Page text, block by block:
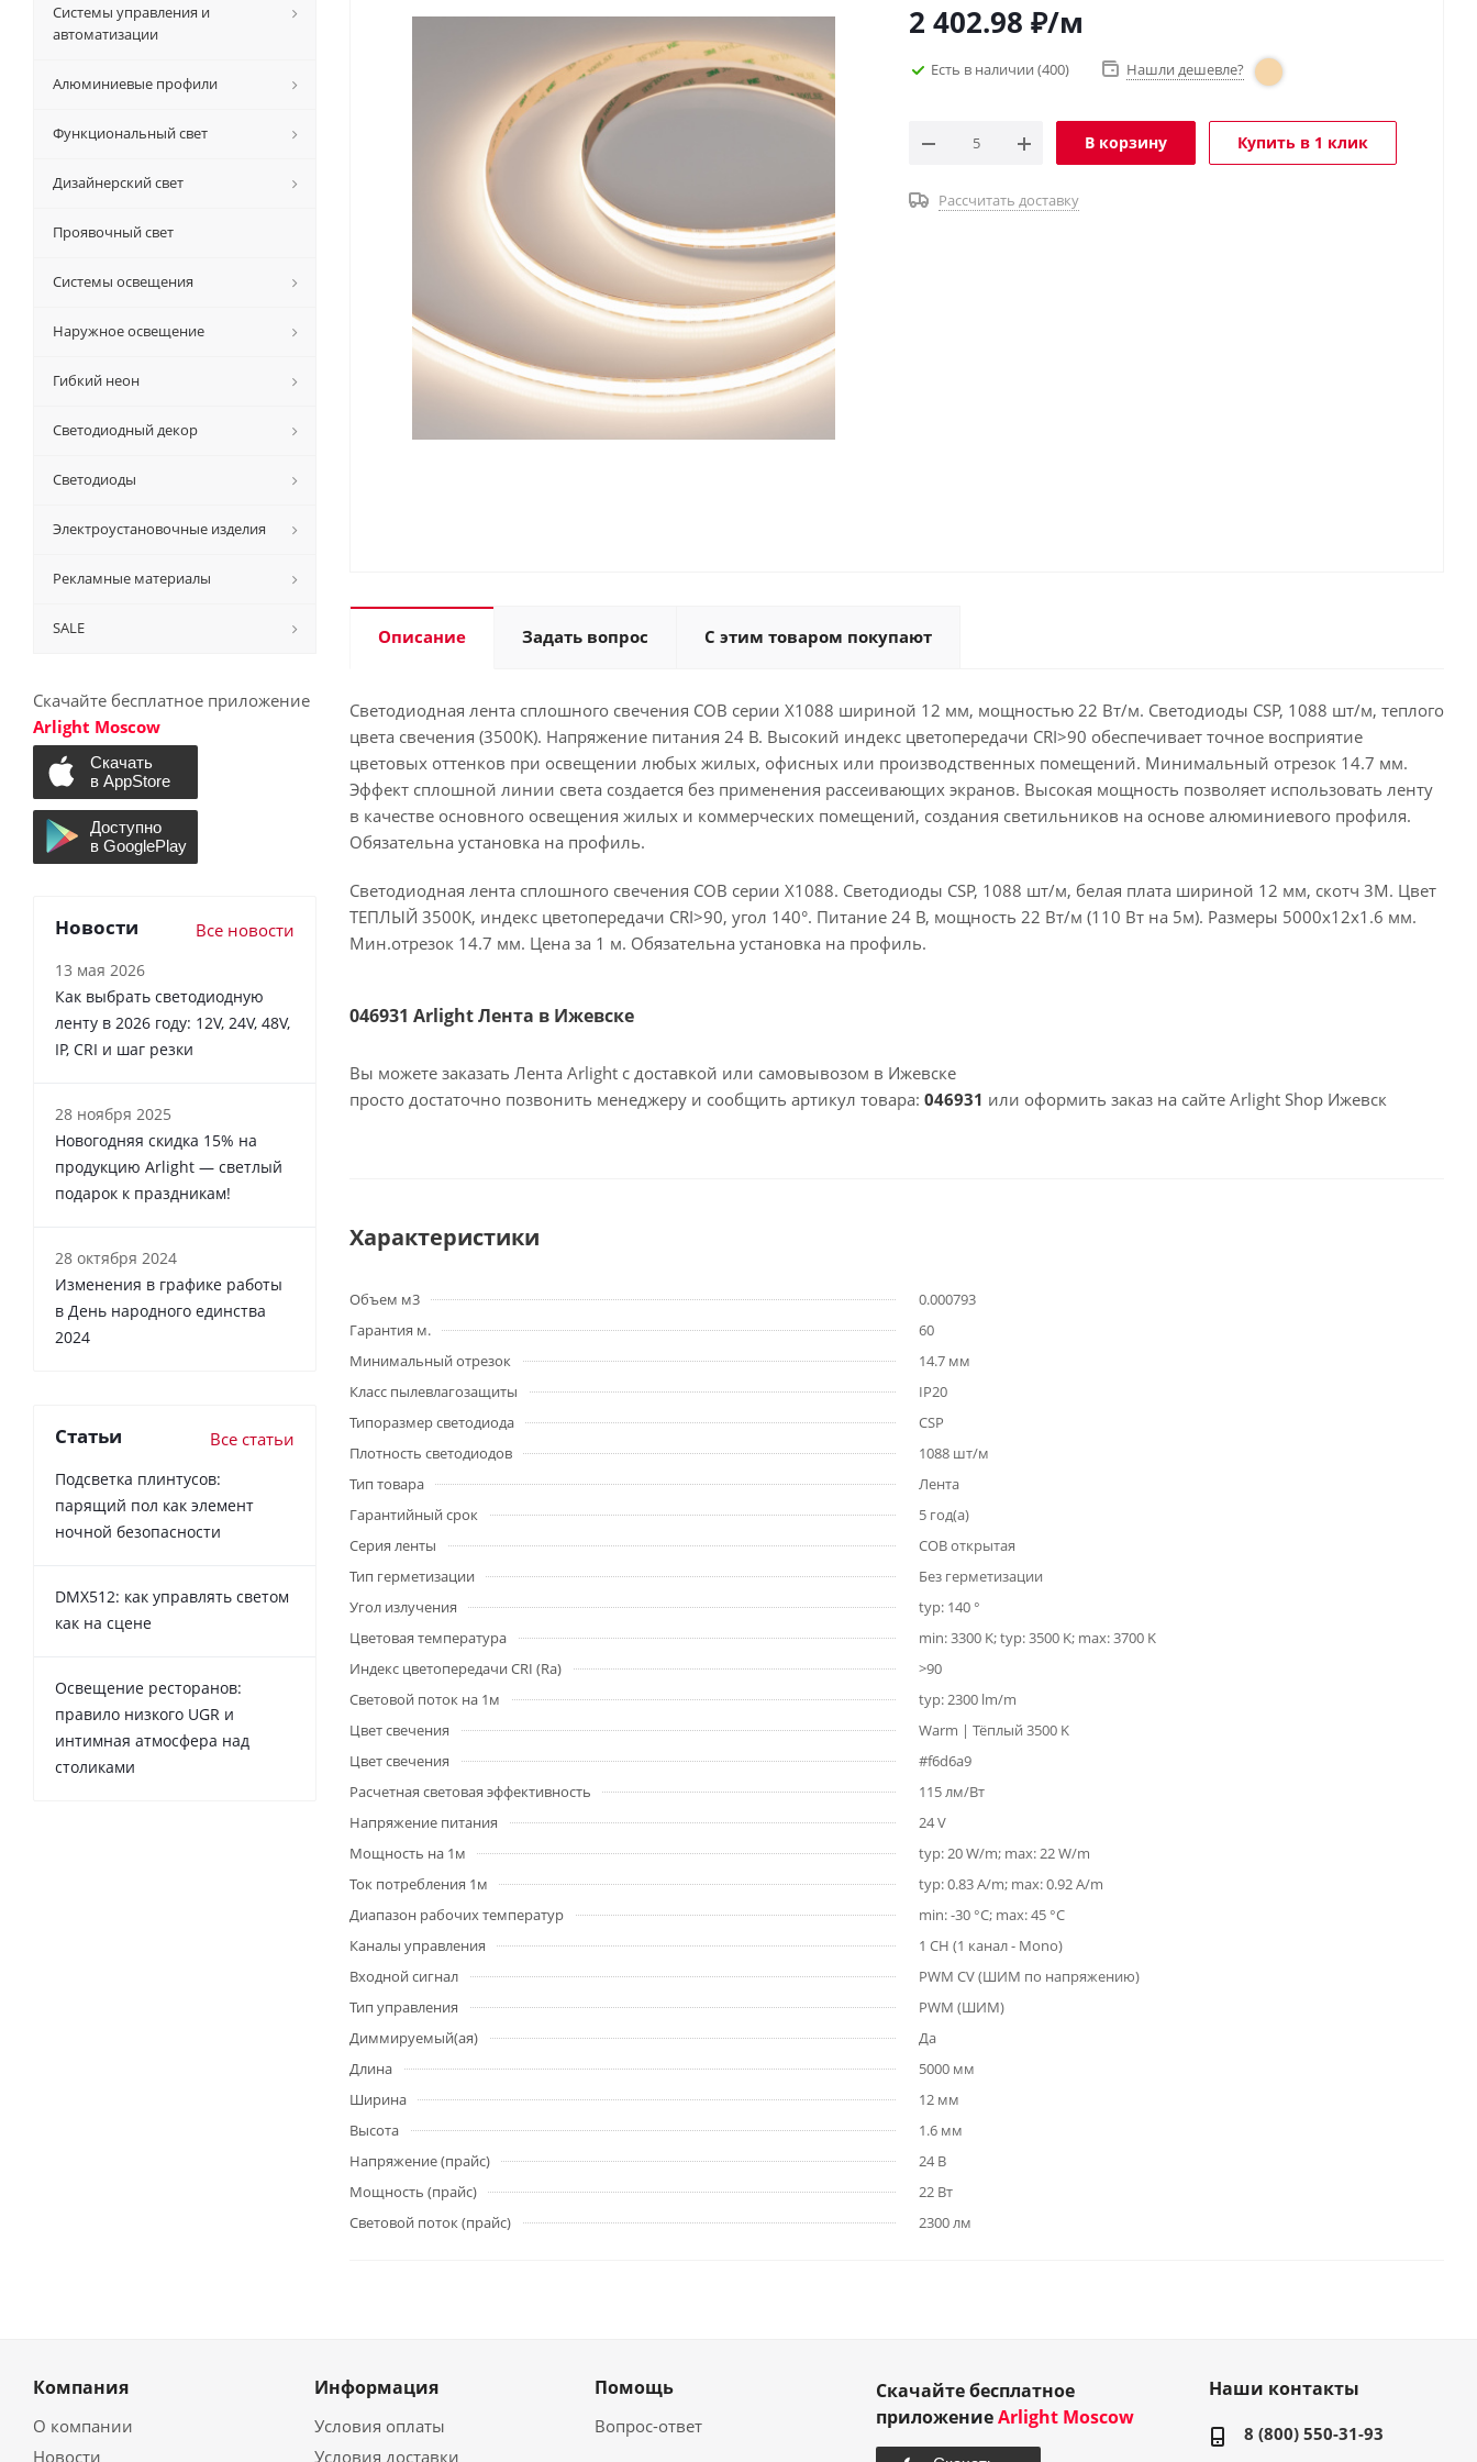
2 402.98 ₽/м
Есть в наличии (400) Нашли дешевле?
В корзину Купить в 1 клик
Рассчитать доставку
Описание Задать вопрос С этим товаром покупают
Светодиодная лента сплошного свечения COB серии X1088 шириной 12 мм, мощностью 22 Вт/м. Светодиоды CSP, 1088 шт/м, теплого
цвета свечения (3500K). Напряжение питания 24 В. Высокий индекс цветопередачи CRI>90 обеспечивает точное восприятие
цветовых оттенков при освещении любых жилых, офисных или производственных помещений. Минимальный отрезок 14.7 мм.
Эффект сплошной линии света создается без применения рассеивающих экранов. Высокая мощность позволяет использовать ленту
в качестве основного освещения жилых и коммерческих помещений, создания светильников на основе алюминиевого профиля.
Обязательна установка на профиль.
Светодиодная лента сплошного свечения COB серии X1088. Светодиоды CSP, 1088 шт/м, белая плата шириной 12 мм, скотч 3M. Цвет
ТЕПЛЫЙ 3500K, индекс цветопередачи CRI>90, угол 140°. Питание 24 В, мощность 22 Вт/м (110 Вт на 5м). Размеры 5000х12х1.6 мм.
Мин.отрезок 14.7 мм. Цена за 1 м. Обязательна установка на профиль.
046931 Arlight Лента в Ижевске
Вы можете заказать Лента Arlight с доставкой или самовывозом в Ижевске
просто достаточно позвонить менеджеру и сообщить артикул товара: 046931 или оформить заказ на сайте Arlight Shop Ижевск
Характеристики
Объем м3
0.000793
Гарантия м.
60
Минимальный отрезок
14.7 мм
Класс пылевлагозащиты
IP20
Типоразмер светодиода
CSP
Плотность светодиодов
1088 шт/м
Тип товара
Лента
Гарантийный срок
5 год(а)
Серия ленты
COB открытая
Тип герметизации
Без герметизации
Угол излучения
typ: 140 °
Цветовая температура
min: 3300 K; typ: 3500 K; max: 3700 K
Индекс цветопередачи CRI (Ra)
>90
Световой поток на 1м
typ: 2300 lm/m
Цвет свечения
Warm | Тёплый 3500 K
Цвет свечения
#f6d6a9
Расчетная световая эффективность
115 лм/Вт
Напряжение питания
24 V
Мощность на 1м
typ: 20 W/m; max: 22 W/m
Ток потребления 1м
typ: 0.83 A/m; max: 0.92 A/m
Диапазон рабочих температур
min: -30 °C; max: 45 °C
Каналы управления
1 CH (1 канал - Mono)
Входной сигнал
PWM СV (ШИМ по напряжению)
Тип управления
PWM (ШИМ)
Диммируемый(ая)
Да
Длина
5000 мм
Ширина
12 мм
Высота
1.6 мм
Напряжение (прайс)
24 В
Мощность (прайс)
22 Вт
Световой поток (прайс)
2300 лм
Системы управления и
автоматизации
Алюминиевые профили
Функциональный свет
Дизайнерский свет
Проявочный свет
Системы освещения
Наружное освещение
Гибкий неон
Светодиодный декор
Светодиоды
Электроустановочные изделия
Рекламные материалы
SALE
Скачайте бесплатное приложение
Arlight Moscow
Новости Все новости
13 мая 2026
Как выбрать светодиодную
ленту в 2026 году: 12V, 24V, 48V,
IP, CRI и шаг резки
28 ноября 2025
Новогодняя скидка 15% на
продукцию Arlight — светлый
подарок к праздникам!
28 октября 2024
Изменения в графике работы
в День народного единства
2024
Статьи Все статьи
Подсветка плинтусов:
парящий пол как элемент
ночной безопасности
DMX512: как управлять светом
как на сцене
Освещение ресторанов:
правило низкого UGR и
интимная атмосфера над
столиками
Компания
О компании
Новости
Информация
Условия оплаты
Условия доставки
Помощь
Вопрос-ответ
Скачайте бесплатное
приложениеArlight Moscow
Наши контакты
8 (800) 550-31-93